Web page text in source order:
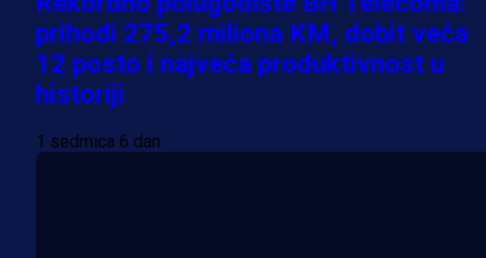
prihodi 275,2 miliona KM, dobit veća
12 posto i najveća produktivnost u
historiji
1 sedmica 6 dan